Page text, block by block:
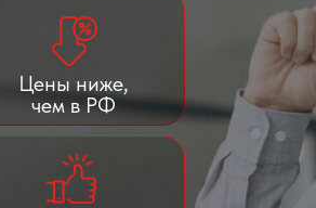
Цены ниже,
чем в РФ